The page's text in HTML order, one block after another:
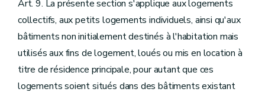
Art. 9. La présente section s'applique aux logements
collectifs, aux petits logements individuels, ainsi qu'aux
bâtiments non initialement destinés à l'habitation mais
utilisés aux fins de logement, loués ou mis en location à
titre de résidence principale, pour autant que ces
logements soient situés dans des bâtiments existant